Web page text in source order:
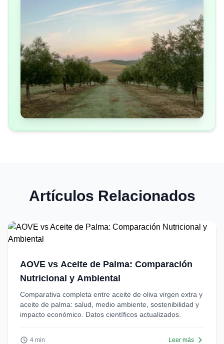
Artículos Relacionados
AOVE vs Aceite de Palma: Comparación
Nutricional y Ambiental
Comparativa completa entre aceite de oliva virgen extra y
aceite de palma: salud, medio ambiente, sostenibilidad y
impacto económico. Datos científicos actualizados.
4 min Leer más